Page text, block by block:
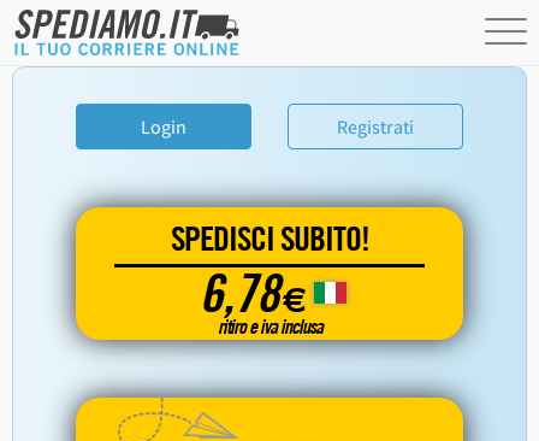
Login Registrati
SPEDISCI SUBITO!
6,78€
ritiro e iva inclusa